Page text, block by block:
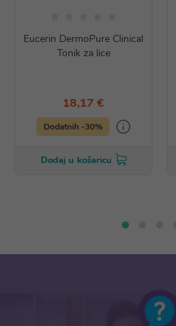
Eucerin DermoPure Clinical
Tonik za lice
18,17 €
Dodatnih -30%
Dodaj u košaricu